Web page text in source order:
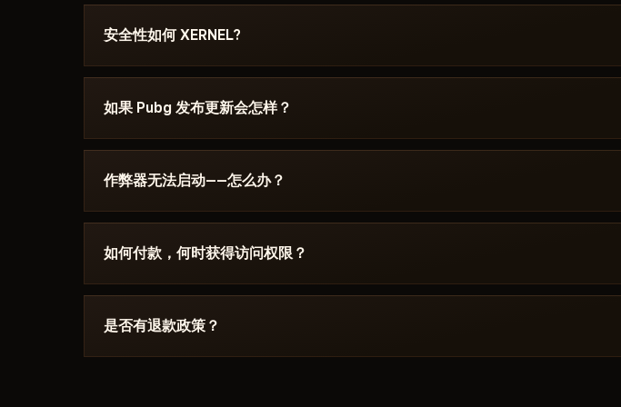
付款后你将收到下载链接和专为以下游戏编写的说明： Pubg - ，其中注明所需的
Windows 版本、Secure Boot 设置和启动顺序。如果遇到问题，请通过 Discord 或
安全性如何 XERNEL?
该作弊器在以下游戏的最新补丁上测试： Pubg 后才会发布。当前状态可在卡片上查
看——Undetected / 更新中 / 风险。若游戏更新后状态发生变化，该辅助会被下架，
如果 Pubg 发布更新会怎样？
补丁发布后24小时内更新。订阅冻结——天数不会流失。修复完成后作弊器重新出现在
目录中。
作弊器无法启动——怎么办？
请在 Discord 中描述错误。大多数问题 15 分钟内即可解决：启动模式不正确、Secure
Boot、杀毒软件。支持团队熟悉 Pubg 及具体要求 XERNEL.
如何付款，何时获得访问权限？
通过加密货币或匿名支付系统付款。付款确认后自动获得访问权限——通常在几分钟
内。
是否有退款政策？